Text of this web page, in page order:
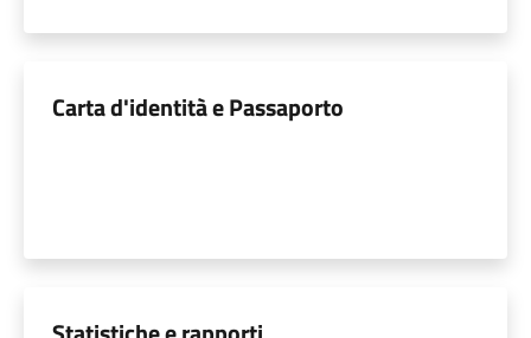
Carta d'identità e Passaporto